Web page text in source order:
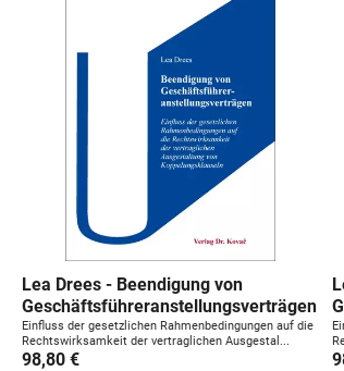
Lea Drees - Beendigung von
Geschäftsführeranstellungsverträgen
Einfluss der gesetzlichen Rahmenbedingungen auf die
Rechtswirksamkeit der vertraglichen Ausgestal...
98,80 €